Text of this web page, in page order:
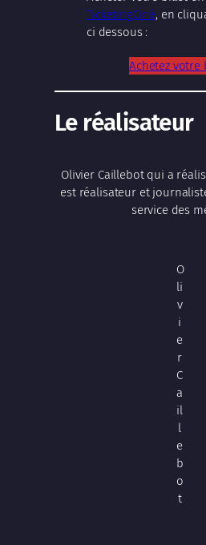
TicketingCiné, en
ci dessous :
Achetez votre
Le réalisateur
Olivier Caillebot qui a
est réalisateur et
service des
O
li
v
i
e
r
C
a
il
l
e
b
o
t